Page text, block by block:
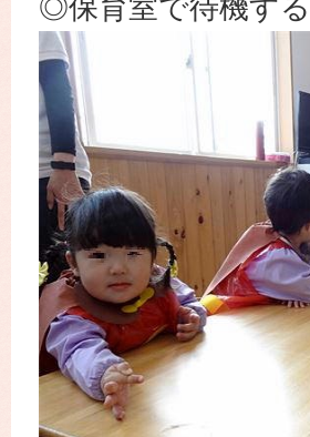
◎保育室で待機す